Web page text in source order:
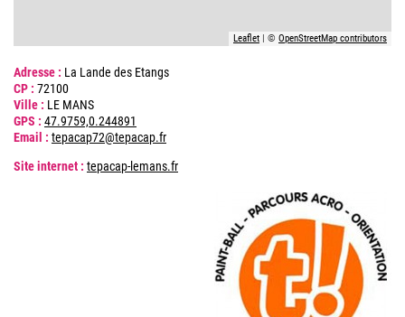
Leaflet | © OpenStreetMap contributors
Adresse : La Lande des Etangs
CP : 72100
Ville : LE MANS
GPS : 47.9759,0.244891
Email : tepacap72@tepacap.fr
Site internet : tepacap-lemans.fr